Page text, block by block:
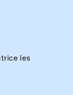
les